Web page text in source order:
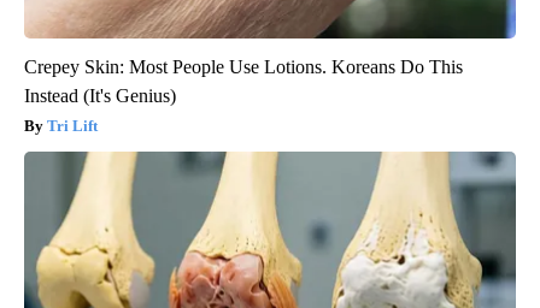
Crepey Skin: Most People Use Lotions. Koreans Do This
Instead (It's Genius)
Tri Lift